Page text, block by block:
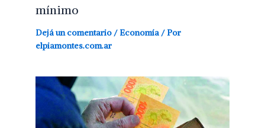
mínimo
Dejá un comentario / Economía / Por
elpiamontes.com.ar